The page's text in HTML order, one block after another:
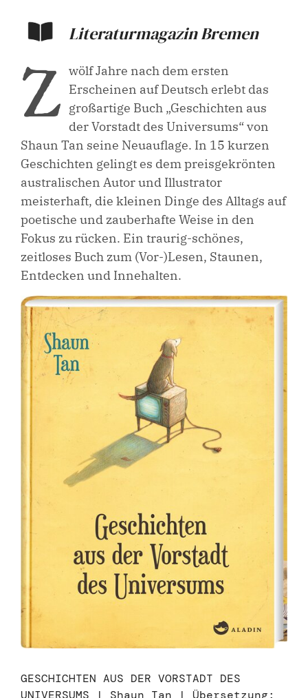
Literaturmagazin Bremen
Z wölf Jahre nach dem ersten
Erscheinen auf Deutsch erlebt das
großartige Buch „Geschichten aus
der Vorstadt des Universums“ von
Shaun Tan seine Neuauflage. In 15 kurzen
Geschichten gelingt es dem preisgekrönten
australischen Autor und Illustrator
meisterhaft, die kleinen Dinge des Alltags auf
poetische und zauberhafte Weise in den
Fokus zu rücken. Ein traurig-schönes,
zeitloses Buch zum (Vor-)Lesen, Staunen,
Entdecken und Innehalten.
GESCHICHTEN AUS DER VORSTADT DES
UNIVERSUMS | Shaun Tan | Übersetzung: